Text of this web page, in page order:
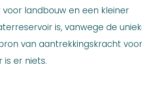
landbouw en een kleiner
is, vanwege de
van aantrekkingskracht voor
is er niets.